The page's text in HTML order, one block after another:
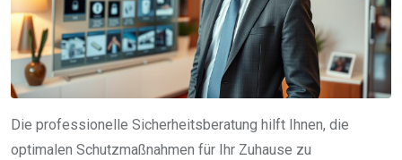
Die professionelle Sicherheitsberatung hilft Ihnen, die
optimalen Schutzmaßnahmen für Ihr Zuhause zu